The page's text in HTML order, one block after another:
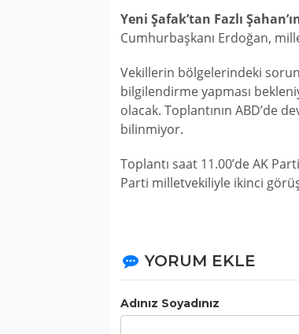
Yeni Şafak’tan Fazlı
Cumhurbaşkanı Erdoğan,
Vekillerin bölgelerindeki
bilgilendirme yapması
olacak. Toplantının ABD’de
bilinmiyor.
Toplantı saat 11.00’de AK
Parti milletvekiliyle ikinci
YORUM EKLE
Adınız Soyadınız